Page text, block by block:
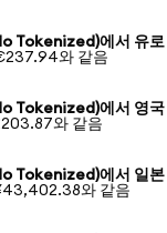
Tokenized)에서 유로
와 같음
Tokenized)에서 영국
와 같음
Tokenized)에서 일본
와 같음